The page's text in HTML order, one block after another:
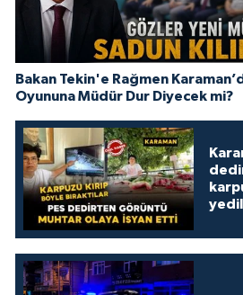
Bakan Tekin'e Rağmen
Oyununa Müdür Dur Diyecek mi?